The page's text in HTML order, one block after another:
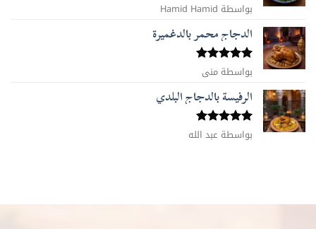
تم التقييم
5من 5
بواسطة Hamid Hamid
الدجاج محمر بالدغميرة
تم التقييم
5من 5
بواسطة منى
الرفيسة بالدجاج البلدي
تم التقييم
5من 5
بواسطة عبد الله